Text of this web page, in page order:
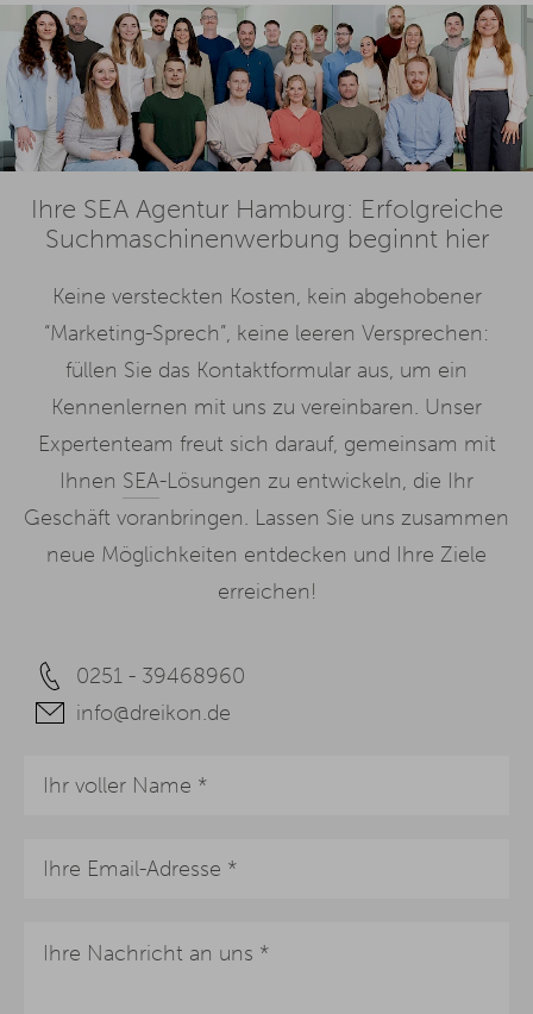
Ihre SEA Agentur Hamburg: Erfolgreiche
Suchmaschinenwerbung beginnt hier
Keine versteckten Kosten, kein abgehobener
“Marketing-Sprech”, keine leeren Versprechen:
füllen Sie das Kontaktformular aus, um ein
Kennenlernen mit uns zu vereinbaren. Unser
Expertenteam freut sich darauf, gemeinsam mit
Ihnen SEA-Lösungen zu entwickeln, die Ihr
Geschäft voranbringen. Lassen Sie uns zusammen
neue Möglichkeiten entdecken und Ihre Ziele
erreichen!
0251 - 39468960
info@dreikon.de